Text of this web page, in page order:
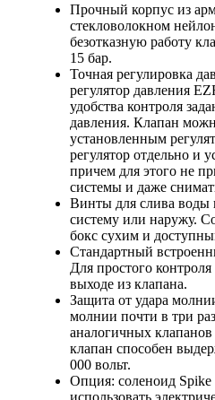
Прочный корпус из
стекловолокном
безотказную работу
15 бар.
Точная регулировка
регулятор давления
удобства контроля
давления. Клапан
установленным
регулятор отдельно и
причем для этого не
системы и даже
Винты для слива воды
систему или наружу.
бокс сухим и
Стандартный
Для простого
выходе из клапана.
Защита от удара
молнии почти в три
аналогичных
клапан способен
000 вольт.
Опция: соленоид
использовать